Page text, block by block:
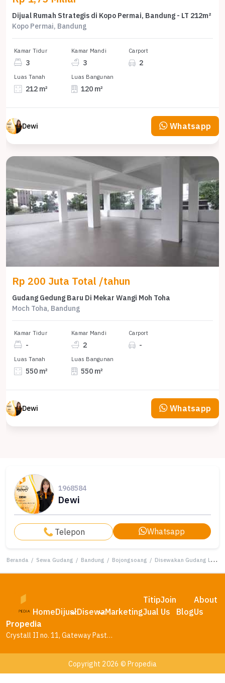
Dijual Rumah Strategis di Kopo Permai, Bandung - LT 212m²
Kopo Permai, Bandung
Kamar Tidur
3
Kamar Mandi
3
Carport
2
Luas Tanah
212 m²
Luas Bangunan
120 m²
Dewi Whatsapp
Rp 200 Juta Total /tahun
Gudang Gedung Baru Di Mekar Wangi Moh Toha
Moch Toha, Bandung
Kamar Tidur
-
Kamar Mandi
2
Carport
-
Luas Tanah
550 m²
Luas Bangunan
550 m²
Dewi Whatsapp
1968584
Dewi
Telepon Whatsapp
Beranda / Sewa Gudang / Bandung / Bojongsoang / Disewakan Gudang Langsung Pakai Bebas Banjir di Sapan
HomeDijualDisewaMarketing
Titip
Jual
Join
Us
Blog
About
Us
Propedia
Crystall II no. 11, Gateway Pasteur Residence, Bandung – Jawa Barat
Copyright 2026 © Propedia